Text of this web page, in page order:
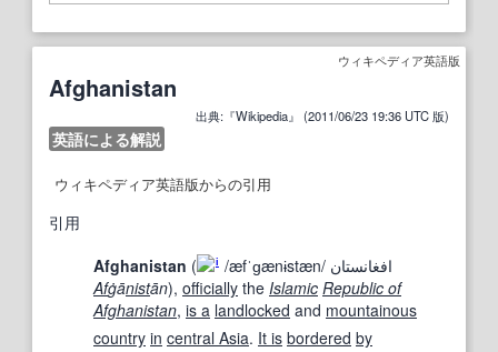
ウィキペディア英語版
Afghanistan
出典:『Wikipedia』 (2011/06/23 19:36 UTC 版)
英語による解説
ウィキペディア英語版からの引用
引用
Afghanistan ( i /æfˈɡænɨstæn/ افغانستان
Afġānistān), officially the Islamic Republic of
Afghanistan, is a landlocked and mountainous
country in central Asia. It is bordered by